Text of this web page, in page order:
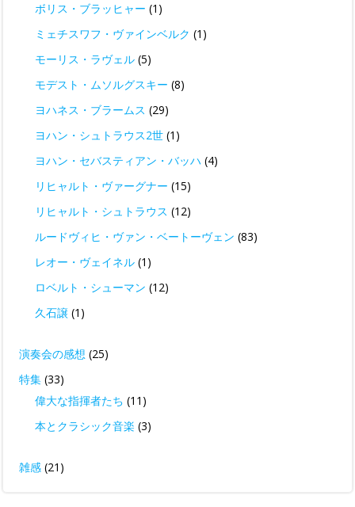
ボリス・ブラッヒャー (1)
ミェチスワフ・ヴァインベルク (1)
モーリス・ラヴェル (5)
モデスト・ムソルグスキー (8)
ヨハネス・ブラームス (29)
ヨハン・シュトラウス2世 (1)
ヨハン・セバスティアン・バッハ (4)
リヒャルト・ヴァーグナー (15)
リヒャルト・シュトラウス (12)
ルードヴィヒ・ヴァン・ベートーヴェン (83)
レオー・ヴェイネル (1)
ロベルト・シューマン (12)
久石譲 (1)
演奏会の感想 (25)
特集 (33)
偉大な指揮者たち (11)
本とクラシック音楽 (3)
雑感 (21)